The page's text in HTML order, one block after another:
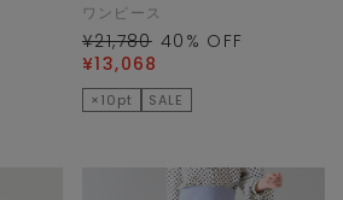
ワンピース
¥21,780 40 % OFF
¥13,068
×10pt SALE